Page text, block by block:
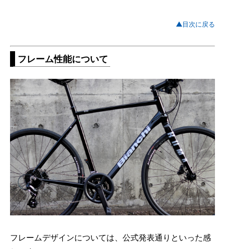
▲目次に戻る
フレーム性能について
フレームデザインについては、公式発表通りといった感